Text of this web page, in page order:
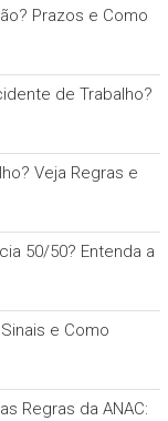
Prazos e Como
de Trabalho?
Veja Regras e
50/50? Entenda a
e Como
Regras da ANAC: